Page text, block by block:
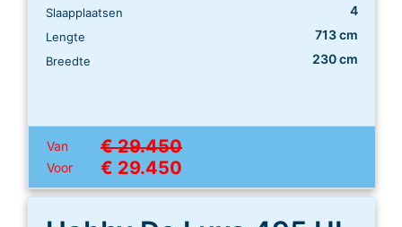
Slaapplaatsen 4
Lengte 713 cm
Breedte 230 cm
Van € 29.450
Voor € 29.450